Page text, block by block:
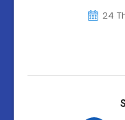
24